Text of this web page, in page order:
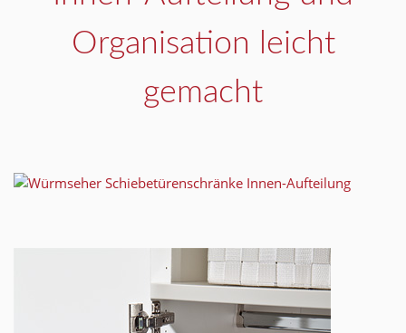
Organisation leicht
gemacht